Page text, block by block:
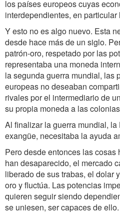
los países europeos cuyas
interdependientes, en
Y esto no es algo nuevo. Esta
desde hace más de un siglo.
patrón-oro, respetado por las
representaba una moneda
la segunda guerra mundial, las
europeas no deseaban
rivales por el intermediario de
su propia moneda a las
Al finalizar la guerra mundial,
exangüe, necesitaba la ayuda
Pero desde entonces las
han desaparecido, el mercado
liberado de sus trabas, el dolar
oro y fluctúa. Las potencias
quieren seguir siendo
se uniesen, ser capaces de ello.